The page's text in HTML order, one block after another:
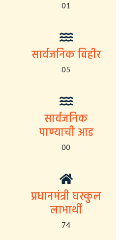
01
सार्वजनिक विहीर
05
सार्वजनिक
पाण्याची आड
00
प्रधानमंत्री घरकुल
लाभार्थी
74